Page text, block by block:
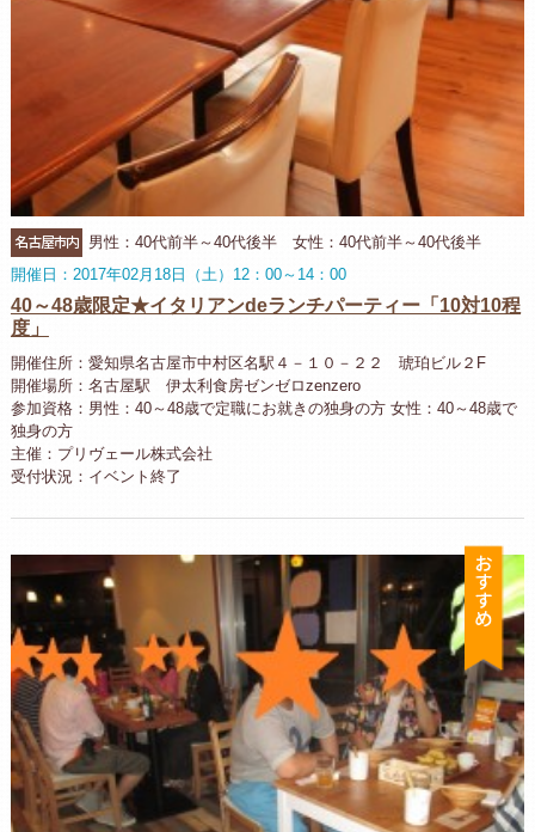
名古屋市内
男性：40代前半～40代後半 女性：40代前半～40代後半
開催日：2017年02月18日（土）12：00～14：00
40～48歳限定★イタリアンdeランチパーティー「10対10程
度」
開催住所：愛知県名古屋市中村区名駅４－１０－２２ 琥珀ビル２F
開催場所：名古屋駅 伊太利食房ゼンゼロzenzero
参加資格：男性：40～48歳で定職にお就きの独身の方 女性：40～48歳で
独身の方
主催：プリヴェール株式会社
受付状況：イベント終了
お